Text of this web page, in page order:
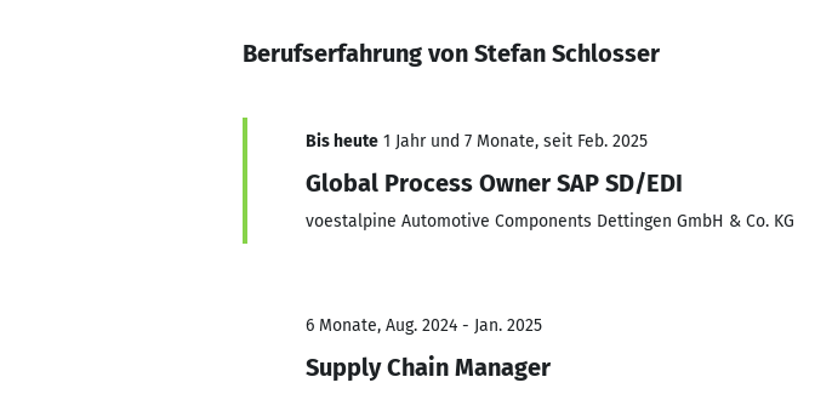
Berufserfahrung von Stefan Schlosser
Bis heute 1 Jahr und 7 Monate, seit Feb. 2025
Global Process Owner SAP SD/EDI
voestalpine Automotive Components Dettingen GmbH & Co. KG
6 Monate, Aug. 2024 - Jan. 2025
Supply Chain Manager